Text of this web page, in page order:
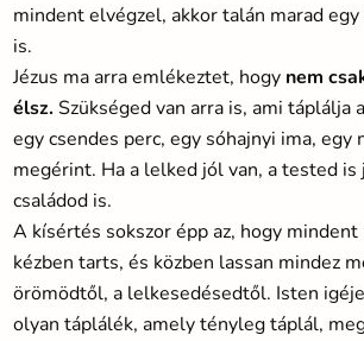
mindent elvégzel, akkor talán marad
is.
Jézus ma arra emlékeztet, hogy nem
élsz.Szükséged van arra is, ami táplálja
egy csendes perc, egy sóhajnyi ima, egy
megérint. Ha a lelked jól van, a tested is
családod is.
A kísértés sokszor épp az, hogy
kézben tarts, és közben lassan mindez
örömödtől, a lelkesedésedtől. Isten
olyan táplálék, amely tényleg táplál,